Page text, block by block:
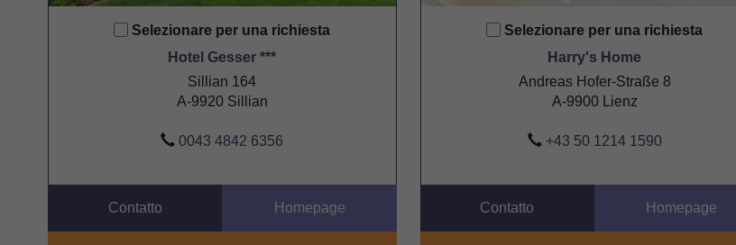
Selezionare per una richiesta
Hotel Gesser ***
Sillian 164
A-9920 Sillian
0043 4842 6356
Contatto Homepage
Selezionare per una richiesta
Harry's Home
Andreas Hofer-Straße 8
A-9900 Lienz
+43 50 1214 1590
Contatto Homepage